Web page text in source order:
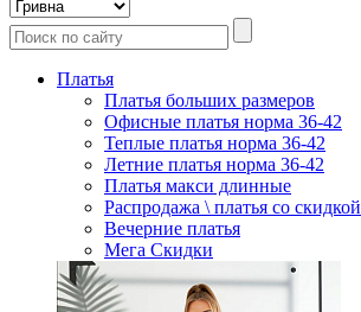
Платья
Платья больших размеров
Офисные платья норма 36-42
Теплые платья норма 36-42
Летние платья норма 36-42
Платья макси длинные
Распродажа \ платья со скидкой
Вечерние платья
Мега Скидки